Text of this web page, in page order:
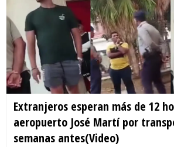
Extranjeros esperan más de 12
aeropuerto José Martí por
semanas antes(Video)